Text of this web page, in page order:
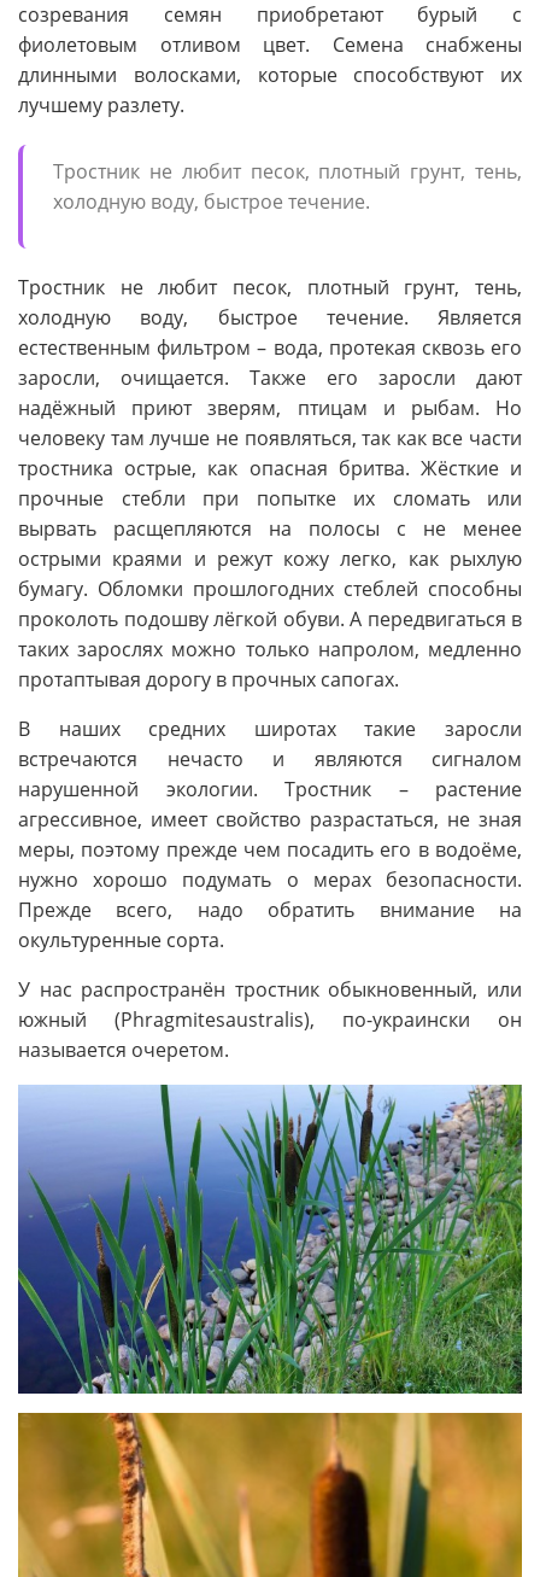
созревания семян приобретают бурый с
фиолетовым отливом цвет. Семена снабжены
длинными волосками, которые способствуют их
лучшему разлету.
Тростник не любит песок, плотный грунт, тень,
холодную воду, быстрое течение.
Тростник не любит песок, плотный грунт, тень,
холодную воду, быстрое течение. Является
естественным фильтром – вода, протекая сквозь его
заросли, очищается. Также его заросли дают
надёжный приют зверям, птицам и рыбам. Но
человеку там лучше не появляться, так как все части
тростника острые, как опасная бритва. Жёсткие и
прочные стебли при попытке их сломать или
вырвать расщепляются на полосы с не менее
острыми краями и режут кожу легко, как рыхлую
бумагу. Обломки прошлогодних стеблей способны
проколоть подошву лёгкой обуви. А передвигаться в
таких зарослях можно только напролом, медленно
протаптывая дорогу в прочных сапогах.
В наших средних широтах такие заросли
встречаются нечасто и являются сигналом
нарушенной экологии. Тростник – растение
агрессивное, имеет свойство разрастаться, не зная
меры, поэтому прежде чем посадить его в водоёме,
нужно хорошо подумать о мерах безопасности.
Прежде всего, надо обратить внимание на
окультуренные сорта.
У нас распространён тростник обыкновенный, или
южный (Phragmitesaustralis), по-украински он
называется очеретом.